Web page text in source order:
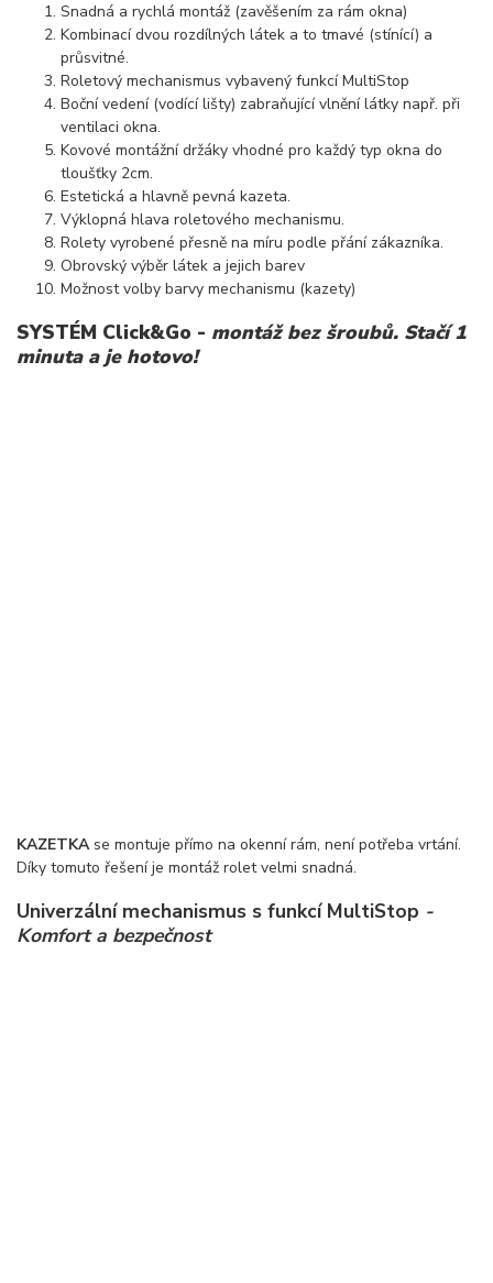
Snadná a rychlá montáž (zavěšením za rám okna)
Kombinací dvou rozdílných látek a to tmavé (stínící) a
průsvitné.
Roletový mechanismus vybavený funkcí MultiStop
Boční vedení (vodící lišty) zabraňující vlnění látky např. při
ventilaci okna.
Kovové montážní držáky vhodné pro každý typ okna do
tloušťky 2cm.
Estetická a hlavně pevná kazeta.
Výklopná hlava roletového mechanismu.
Rolety vyrobené přesně na míru podle přání zákazníka.
Obrovský výběr látek a jejich barev
Možnost volby barvy mechanismu (kazety)
SYSTÉM Click&Go - montáž bez šroubů. Stačí 1
minuta a je hotovo!
KAZETKAse montuje přímo na okenní rám, není potřeba vrtání.
Díky tomuto řešení je montáž rolet velmi snadná.
Univerzální mechanismus s funkcí MultiStop -
Komfort a bezpečnost